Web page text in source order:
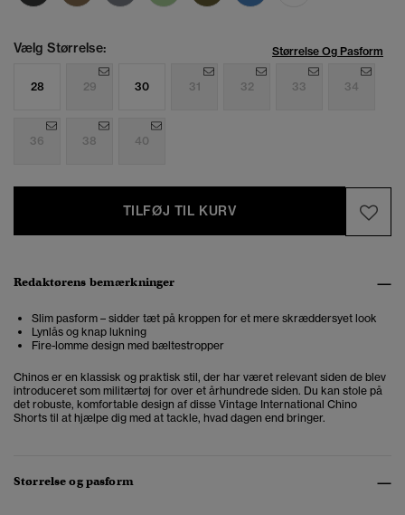
Vælg Størrelse: Størrelse Og Pasform
28 29 30 31 32 33 34
36 38 40
TILFØJ TIL KURV
Redaktørens bemærkninger
Slim pasform – sidder tæt på kroppen for et mere skræddersyet look
Lynlås og knap lukning
Fire-lomme design med bæltestropper
Chinos er en klassisk og praktisk stil, der har været relevant siden de blev
introduceret som militærtøj for over et århundrede siden. Du kan stole på
det robuste, komfortable design af disse Vintage International Chino
Shorts til at hjælpe dig med at tackle, hvad dagen end bringer.
Størrelse og pasform